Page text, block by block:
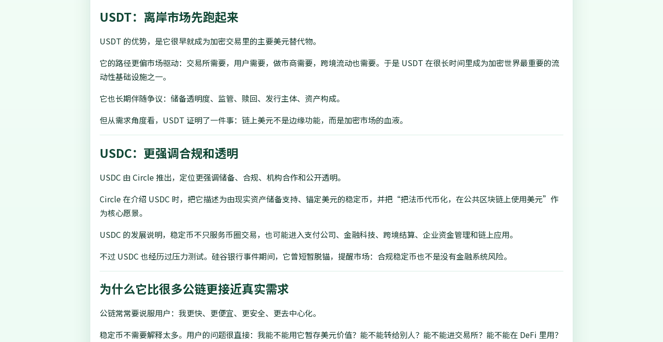
USDT：离岸市场先跑起来
USDT 的优势，是它很早就成为加密交易里的主要美元替代物。
它的路径更偏市场驱动：交易所需要，用户需要，做市商需要，跨境流动也需要。于是 USDT 在很长时间里成为加密世界最重要的流
动性基础设施之一。
它也长期伴随争议：储备透明度、监管、赎回、发行主体、资产构成。
但从需求角度看，USDT 证明了一件事：链上美元不是边缘功能，而是加密市场的血液。
USDC：更强调合规和透明
USDC 由 Circle 推出，定位更强调储备、合规、机构合作和公开透明。
Circle 在介绍 USDC 时，把它描述为由现实资产储备支持、锚定美元的稳定币，并把“把法币代币化，在公共区块链上使用美元”作
为核心愿景。
USDC 的发展说明，稳定币不只服务币圈交易，也可能进入支付公司、金融科技、跨境结算、企业资金管理和链上应用。
不过 USDC 也经历过压力测试。硅谷银行事件期间，它曾短暂脱锚，提醒市场：合规稳定币也不是没有金融系统风险。
为什么它比很多公链更接近真实需求
公链常常要说服用户：我更快、更便宜、更安全、更去中心化。
稳定币不需要解释太多。用户的问题很直接：我能不能用它暂存美元价值？能不能转给别人？能不能进交易所？能不能在 DeFi 里用？